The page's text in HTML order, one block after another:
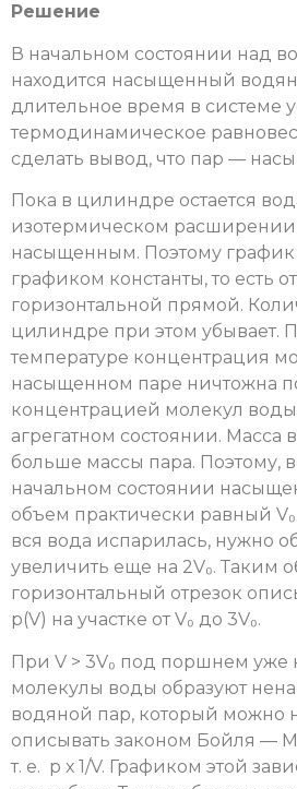
Решение
В начальном состоянии над
находится насыщенный
длительное время в системе
термодинамическое
сделать вывод, что пар —
Пока в цилиндре остается
изотермическом расширении
насыщенным. Поэтому график
графиком константы, то есть
горизонтальной прямой.
цилиндре при этом убывает.
температуре концентрация
насыщенном паре ничтожна
концентрацией молекул
агрегатном состоянии. Масса
больше массы пара. Поэтому,
начальном состоянии
объем практически равный
вся вода испарилась, нужно
увеличить еще на 2V₀. Таким
горизонтальный отрезок
p(V) на участке от V₀ до 3V₀.
При V > 3V₀ под поршнем уже
молекулы воды образуют
водяной пар, который можно
описывать законом Бойля —
т. е. p х 1/V. Графиком этой